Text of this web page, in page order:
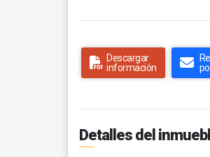
Descargar
información
Detalles del